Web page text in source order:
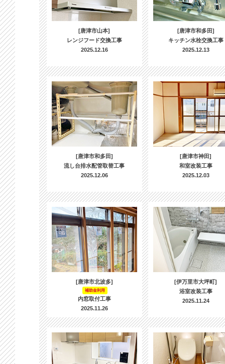
[唐津市山本]
レンジフード交換工事
2025.12.16
[唐津市和多田]
キッチン水栓交換工事
2025.12.13
[唐津市和多田]
流し台排水配管取替工事
2025.12.06
[唐津市神田]
和室改装工事
2025.12.03
[唐津市北波多]
補助金利用
内窓取付工事
2025.11.26
[伊万里市大坪町]
浴室改装工事
2025.11.24